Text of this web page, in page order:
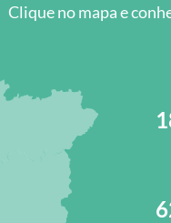
Clique no mapa e